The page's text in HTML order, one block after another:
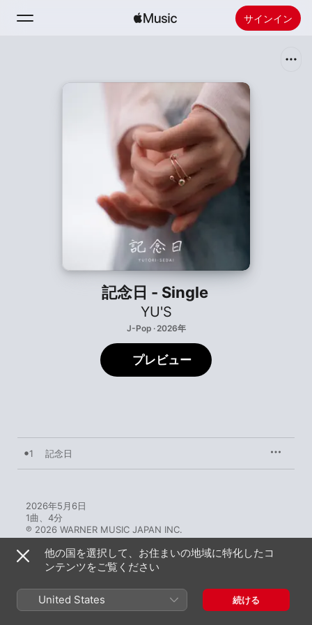
サインイン
Apple Musicをインストール
記念日 - Single
YU'S
J-Pop · 2026年
プレビュー
1 記念日
2026年5月6日
1曲、4分
℗ 2026 WARNER MUSIC JAPAN INC.
YU'Sのその他の作品
他の国を選択して、お住まいの地域に特化したコ
ンテンツをご覧ください
United States 続ける